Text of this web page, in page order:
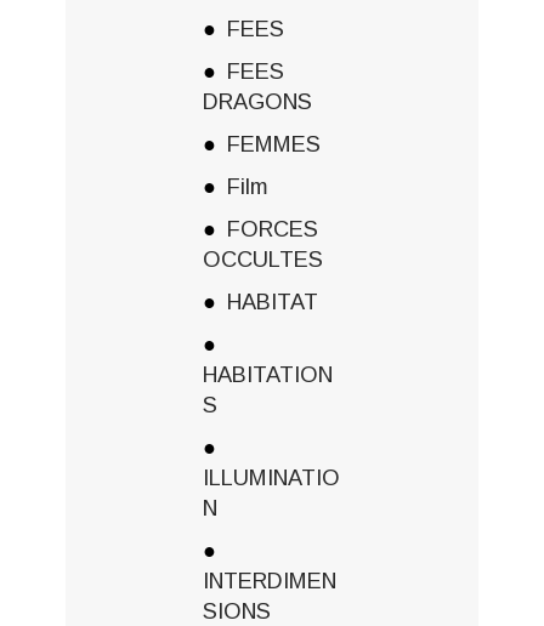
FEES
FEES
DRAGONS
FEMMES
Film
FORCES
OCCULTES
HABITAT
HABITATION
S
ILLUMINATIO
N
INTERDIMEN
SIONS